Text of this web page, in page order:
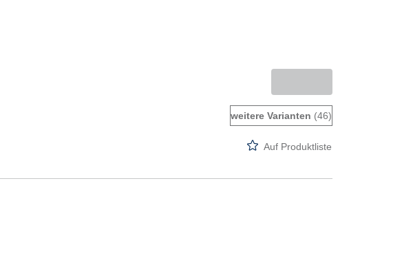
weitere Varianten (46)
Auf Produktliste